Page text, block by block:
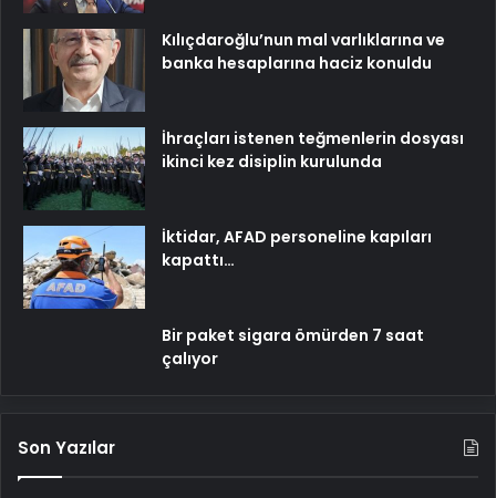
Kılıçdaroğlu’nun mal varlıklarına ve
banka hesaplarına haciz konuldu
İhraçları istenen teğmenlerin dosyası
ikinci kez disiplin kurulunda
İktidar, AFAD personeline kapıları
kapattı…
Bir paket sigara ömürden 7 saat
çalıyor
Son Yazılar